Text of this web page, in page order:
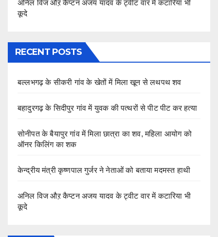
अनिल विज औऱ कैप्टन अजय यादव के ट्वीट वार में कटारिया भी
कूदे
RECENT POSTS
बल्लभगढ़ के सीकरी गांव के खेतों में मिला खून से लथपथ शव
बहादुरगढ़ के सिदीपुर गांव में युवक की पत्थरों से पीट पीट कर हत्या
सोनीपत के बैयापुर गांव में मिला छात्रा का शव, महिला आयोग को
ऑनर किलिंग का शक
केन्द्रीय मंत्री कृष्णपाल गुर्जर ने नेताओं को बताया मदमस्त हाथी
अनिल विज औऱ कैप्टन अजय यादव के ट्वीट वार में कटारिया भी
कूदे